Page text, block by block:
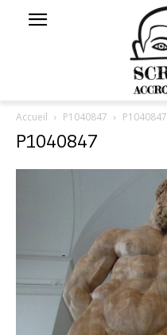
Accueil P1040847 P1040847
P1040847